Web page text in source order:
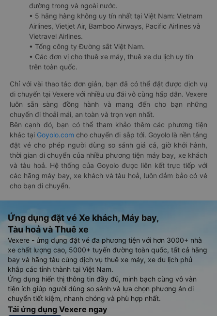
đường trong và ngoài nước.
• 5 hãng hàng không uy tín nhất tại Việt Nam: Vietnam
Airlines, Vietjet Air, Bamboo Airways, Pacific Airlines và
Vietravel Airlines.
• Tổng công ty Đường sắt Việt Nam.
• Các đơn vị cho thuê xe máy, thuê xe du lịch uy tín
trên toàn quốc.
Chỉ với vài thao tác đơn giản, bạn đã có thể đặt được dịch vụ
di chuyển tại Vexere với nhiều ưu đãi vô cùng hấp dẫn. Vexere
luôn sẵn sàng đồng hành và mang đến cho bạn những
chuyến đi thoải mái, an toàn và trọn vẹn nhất.
Bên cạnh đó, bạn có thể tham khảo thêm các phương tiện
khác tại Goyolo.com cho chuyến đi sắp tới. Goyolo là nền tảng
đặt vé cho phép người dùng so sánh giá cả, giờ khởi hành,
thời gian di chuyển của nhiều phương tiện máy bay, xe khách
và tàu hoả. Hệ thống của Goyolo được liên kết trực tiếp với
các hãng máy bay, xe khách và tàu hoả, luôn đảm bảo có vé
cho bạn di chuyển.
Ứng dụng đặt vé Xe khách, Máy bay,
Tàu hoả và Thuê xe
Vexere - ứng dụng đặt vé đa phương tiện với hơn 3000+ nhà
xe chất lượng cao, 5000+ tuyến đường toàn quốc, tất cả hãng
bay và hãng tàu cùng dịch vụ thuê xe máy, xe du lịch phủ
khắp các tỉnh thành tại Việt Nam.
Ứng dụng hiển thị thông tin đầy đủ, minh bạch cùng vô vàn
tiện ích giúp người dùng so sánh và lựa chọn phương án di
chuyển tiết kiệm, nhanh chóng và phù hợp nhất.
Tải ứng dụng Vexere ngay